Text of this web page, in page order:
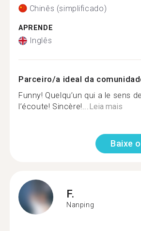
Chinês (simplificado)
APRENDE
Inglês
Parceiro/a ideal da
Funny! Quelqu’un qui a le sens
l’écoute! Sincère!...Leia mais
Baixe
F.
Nanping